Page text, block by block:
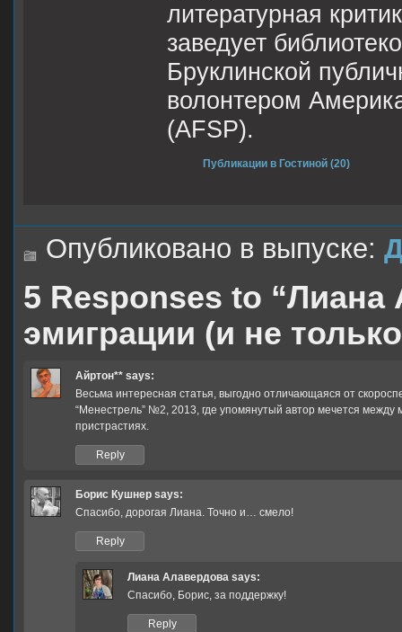
литературная
заведует
Бруклинской
волонтером
(AFSP).
Публикации в Гостиной (20)
Опубликовано в выпуске:
5 Responses to
эмиграции (и не
Айртон** says:
Весьма интересная статья, выгодно отличающаяся от
“Менестрель” №2, 2013, где упомянутый автор мечется
пристрастиях.
Reply
Борис Кушнер says:
Спасибо, дорогая Лиана. Точно и… смело!
Reply
Лиана Алавердова says:
Спасибо, Борис, за поддержку!
Reply